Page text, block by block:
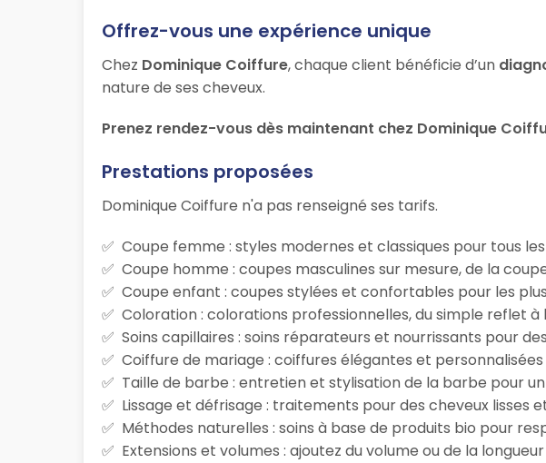
Offrez-vous une expérience unique
Chez Dominique Coiffure, chaque client bénéficie d’un
nature de ses cheveux.
Prenez rendez-vous dès maintenant chez Dominique
Prestations proposées
Dominique Coiffure n'a pas renseigné ses tarifs.
Coupe femme : styles modernes et classiques pour tous
Coupe homme : coupes masculines sur mesure, de la
Coupe enfant : coupes stylées et confortables pour les
Coloration : colorations professionnelles, du simple reflet
Soins capillaires : soins réparateurs et nourrissants pour
Coiffure de mariage : coiffures élégantes et personnalisées
Taille de barbe : entretien et stylisation de la barbe pour
Lissage et défrisage : traitements pour des cheveux lisses
Méthodes naturelles : soins à base de produits bio pour
Extensions et volumes : ajoutez du volume ou de la